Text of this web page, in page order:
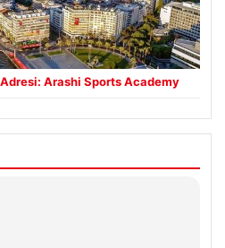
Arashi Sports Academy